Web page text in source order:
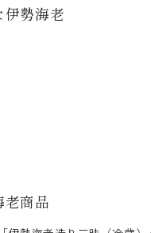
勢海老
老商品